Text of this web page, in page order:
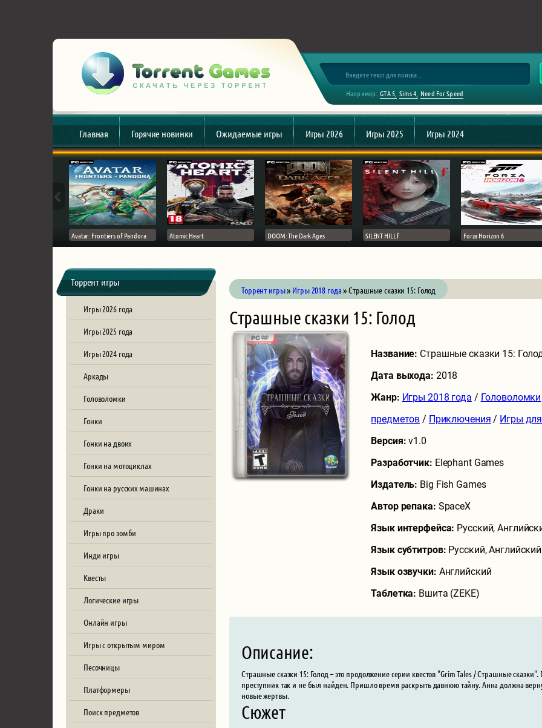
Например: GTA 5 Sims 4 Need For Speed
Главная Горячие новинки Ожидаемые игры Игры 2026 Игры 2025 Игры 2024
Avatar: Frontiers of Pandora Atomic Heart DOOM: The Dark Ages SILENT HILL f Forza Horizon 6
Торрент игры
Игры 2026 года
Игры 2025 года
Игры 2024 года
Аркады
Головоломки
Гонки
Гонки на двоих
Гонки на мотоциклах
Гонки на русских машинах
Драки
Игры про зомби
Инди игры
Квесты
Логические игры
Онлайн игры
Игры с открытым миром
Песочницы
Платформеры
Поиск предметов
Торрент игры» Игры 2018 года» Страшные сказки 15: Голод
Страшные сказки 15: Голод
Название: Страшные сказки 15:
Дата выхода: 2018
Жанр: Игры 2018 года / Головоломки
предметов / Приключения / Игры
Версия:v1.0
Разработчик: Elephant Games
Издатель: Big Fish Games
Автор репака: SpaceX
Язык интерфейса: Русский,
Язык субтитров: Русский, Английский
Язык озвучки: Английский
Таблетка: Вшита (ZEKE)
Описание:
Страшные сказки 15: Голод – это продолжение серии квестов "Grim Tales / Страшные
преступник так и не был найден. Пришло время раскрыть давнюю тайну. Анна должна
новые жертвы.
Сюжет